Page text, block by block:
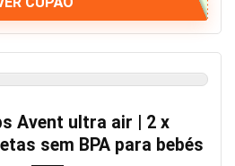
Avent ultra air | 2 x
sem BPA para bebés